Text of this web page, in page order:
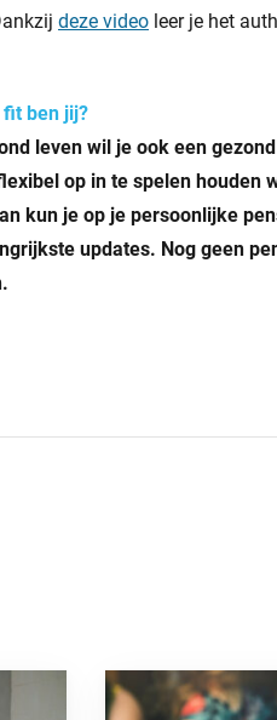
deze video leer je het
ben jij?
leven wil je ook een
op in te spelen houden
kun je op je persoonlijke
updates. Nog geen
Ga naar “Dit is het